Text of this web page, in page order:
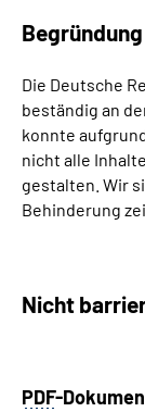
Begründung
Die Deutsche
beständig an
konnte
nicht alle
gestalten. Wir
Behinderung
Nicht
PDF-